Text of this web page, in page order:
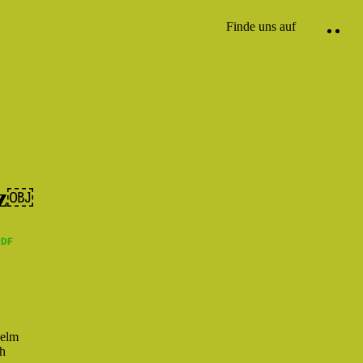
Finde uns auf